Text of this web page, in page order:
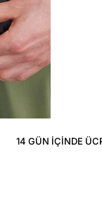
14 GÜN IÇINDE